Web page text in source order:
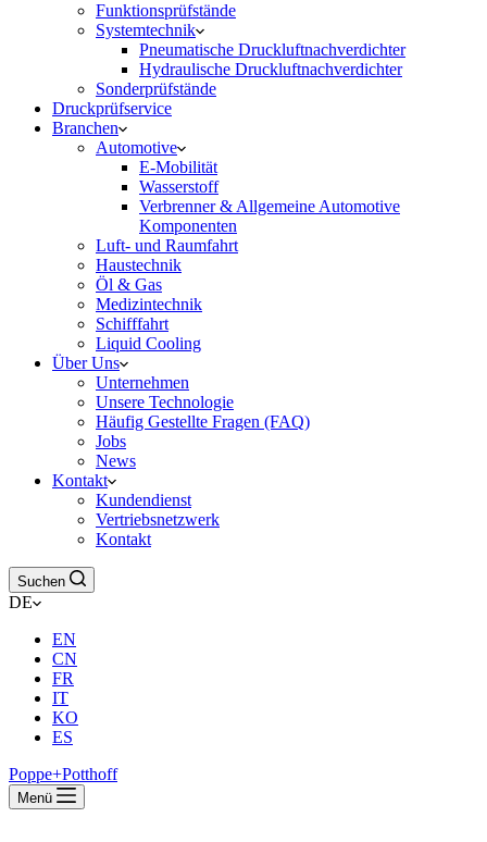
Funktionsprüfstände
Systemtechnik
Pneumatische Druckluftnachverdichter
Hydraulische Druckluftnachverdichter
Sonderprüfstände
Druckprüfservice
Branchen
Automotive
E-Mobilität
Wasserstoff
Verbrenner & Allgemeine Automotive
Komponenten
Luft- und Raumfahrt
Haustechnik
Öl & Gas
Medizintechnik
Schifffahrt
Liquid Cooling
Über Uns
Unternehmen
Unsere Technologie
Häufig Gestellte Fragen (FAQ)
Jobs
News
Kontakt
Kundendienst
Vertriebsnetzwerk
Kontakt
Suchen
DE
EN
CN
FR
IT
KO
ES
Poppe+Potthoff
Menü